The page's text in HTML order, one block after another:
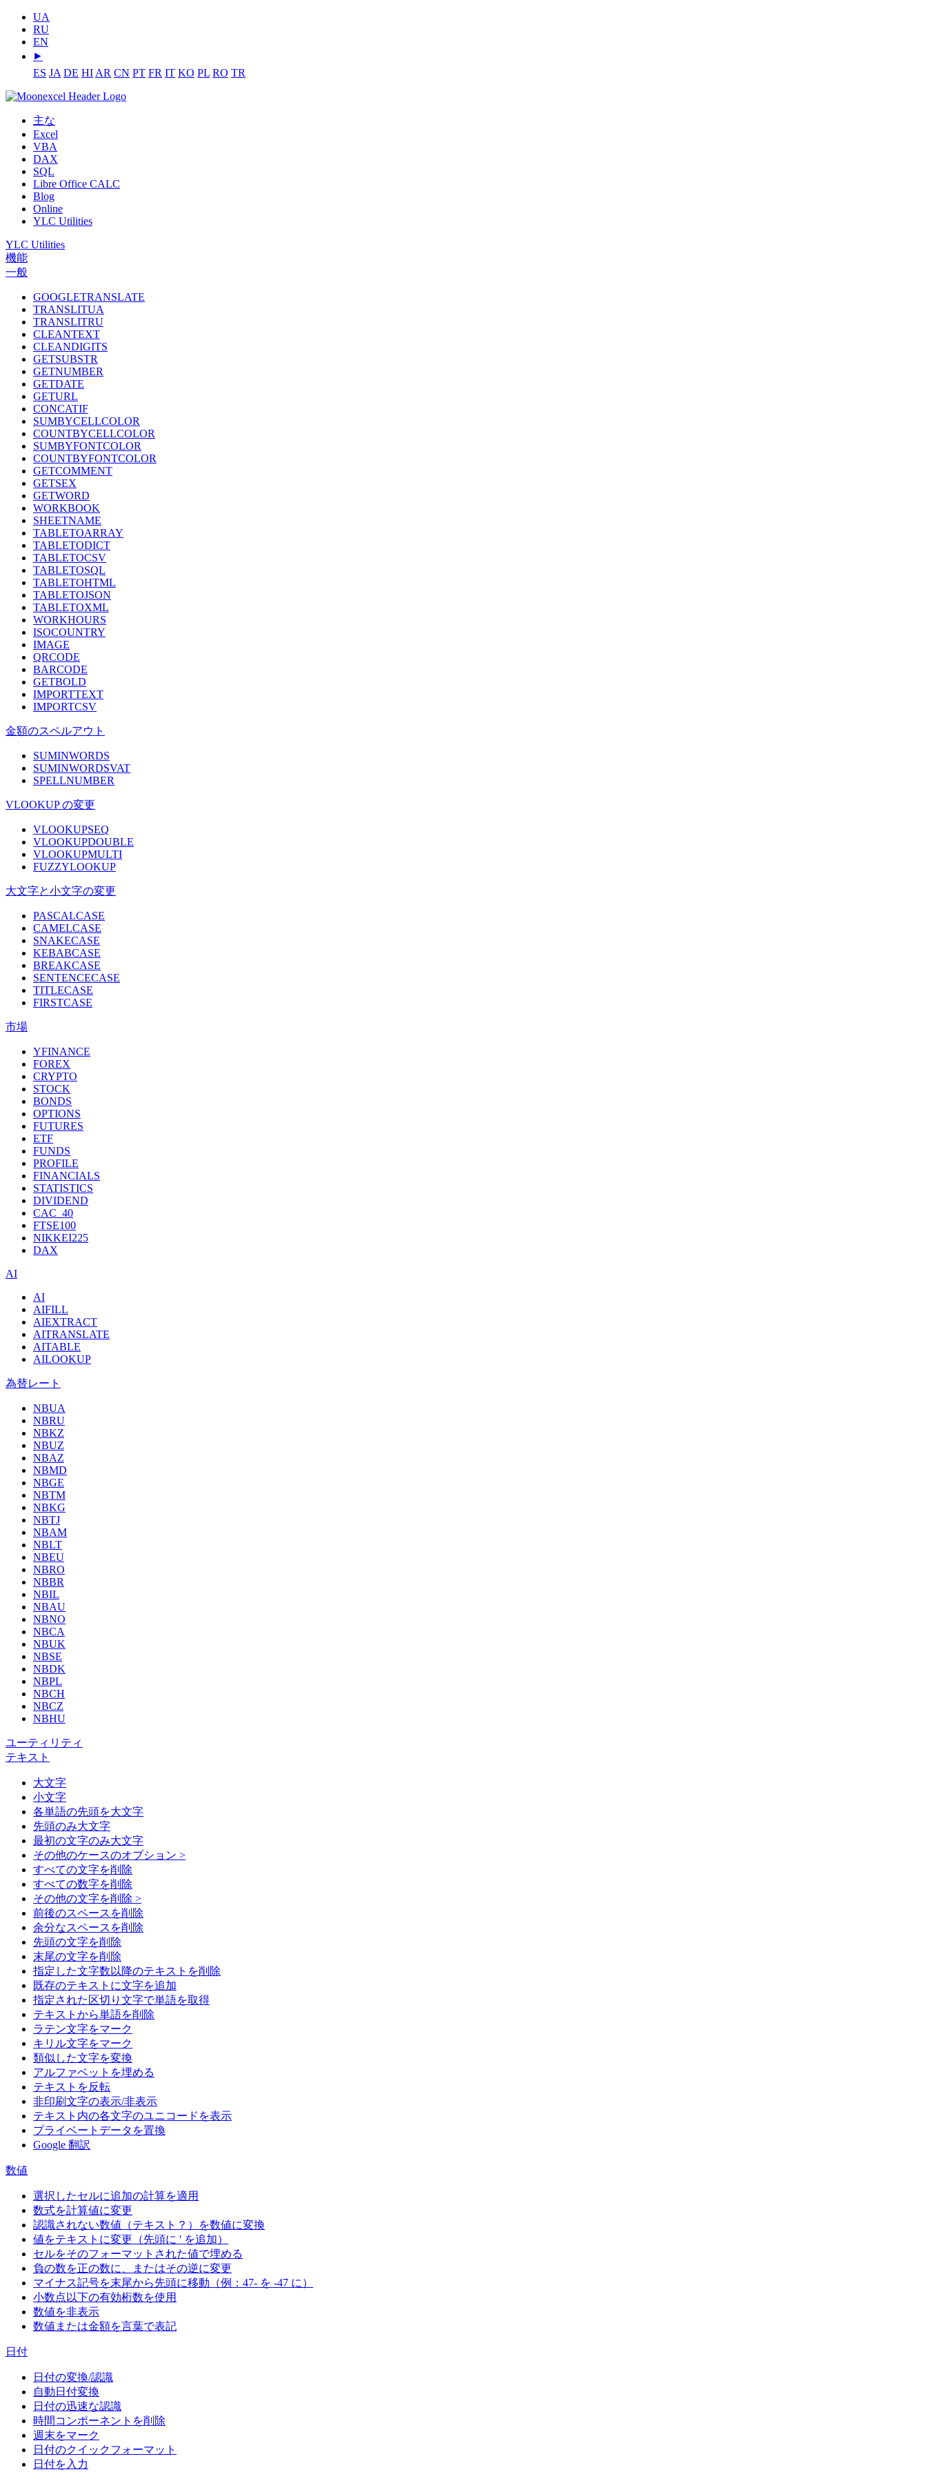
UA
RU
EN
⯈
ES JA DE HI AR CN PT FR IT KO PL RO TR
主な
Excel
VBA
DAX
SQL
Libre Office CALC
Blog
Online
YLC Utilities
YLC Utilities
機能
一般
GOOGLETRANSLATE
TRANSLITUA
TRANSLITRU
CLEANTEXT
CLEANDIGITS
GETSUBSTR
GETNUMBER
GETDATE
GETURL
CONCATIF
SUMBYCELLCOLOR
COUNTBYCELLCOLOR
SUMBYFONTCOLOR
COUNTBYFONTCOLOR
GETCOMMENT
GETSEX
GETWORD
WORKBOOK
SHEETNAME
TABLETOARRAY
TABLETODICT
TABLETOCSV
TABLETOSQL
TABLETOHTML
TABLETOJSON
TABLETOXML
WORKHOURS
ISOCOUNTRY
IMAGE
QRCODE
BARCODE
GETBOLD
IMPORTTEXT
IMPORTCSV
金額のスペルアウト
SUMINWORDS
SUMINWORDSVAT
SPELLNUMBER
VLOOKUP の変更
VLOOKUPSEQ
VLOOKUPDOUBLE
VLOOKUPMULTI
FUZZYLOOKUP
大文字と小文字の変更
PASCALCASE
CAMELCASE
SNAKECASE
KEBABCASE
BREAKCASE
SENTENCECASE
TITLECASE
FIRSTCASE
市場
YFINANCE
FOREX
CRYPTO
STOCK
BONDS
OPTIONS
FUTURES
ETF
FUNDS
PROFILE
FINANCIALS
STATISTICS
DIVIDEND
CAC_40
FTSE100
NIKKEI225
DAX
AI
AI
AIFILL
AIEXTRACT
AITRANSLATE
AITABLE
AILOOKUP
為替レート
NBUA
NBRU
NBKZ
NBUZ
NBAZ
NBMD
NBGE
NBTM
NBKG
NBTJ
NBAM
NBLT
NBEU
NBRO
NBBR
NBIL
NBAU
NBNO
NBCA
NBUK
NBSE
NBDK
NBPL
NBCH
NBCZ
NBHU
ユーティリティ
テキスト
大文字
小文字
各単語の先頭を大文字
先頭のみ大文字
最初の文字のみ大文字
その他のケースのオプション >
すべての文字を削除
すべての数字を削除
その他の文字を削除 >
前後のスペースを削除
余分なスペースを削除
先頭の文字を削除
末尾の文字を削除
指定した文字数以降のテキストを削除
既存のテキストに文字を追加
指定された区切り文字で単語を取得
テキストから単語を削除
ラテン文字をマーク
キリル文字をマーク
類似した文字を変換
アルファベットを埋める
テキストを反転
非印刷文字の表示/非表示
テキスト内の各文字のユニコードを表示
プライベートデータを置換
Google 翻訳
数値
選択したセルに追加の計算を適用
数式を計算値に変更
認識されない数値（テキスト？）を数値に変換
値をテキストに変更（先頭に ' を追加）
セルをそのフォーマットされた値で埋める
負の数を正の数に、またはその逆に変更
マイナス記号を末尾から先頭に移動（例：47- を -47 に）
小数点以下の有効桁数を使用
数値を非表示
数値または金額を言葉で表記
日付
日付の変換/認識
自動日付変換
日付の迅速な認識
時間コンポーネントを削除
週末をマーク
日付のクイックフォーマット
日付を入力